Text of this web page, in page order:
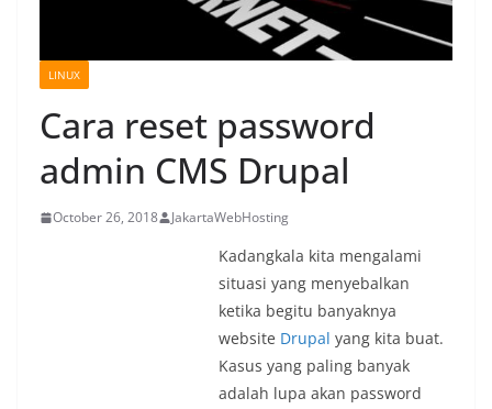
LINUX
Cara reset password
admin CMS Drupal
October 26, 2018 JakartaWebHosting
Kadangkala kita mengalami
situasi yang menyebalkan
ketika begitu banyaknya
website Drupal yang kita buat.
Kasus yang paling banyak
adalah lupa akan password